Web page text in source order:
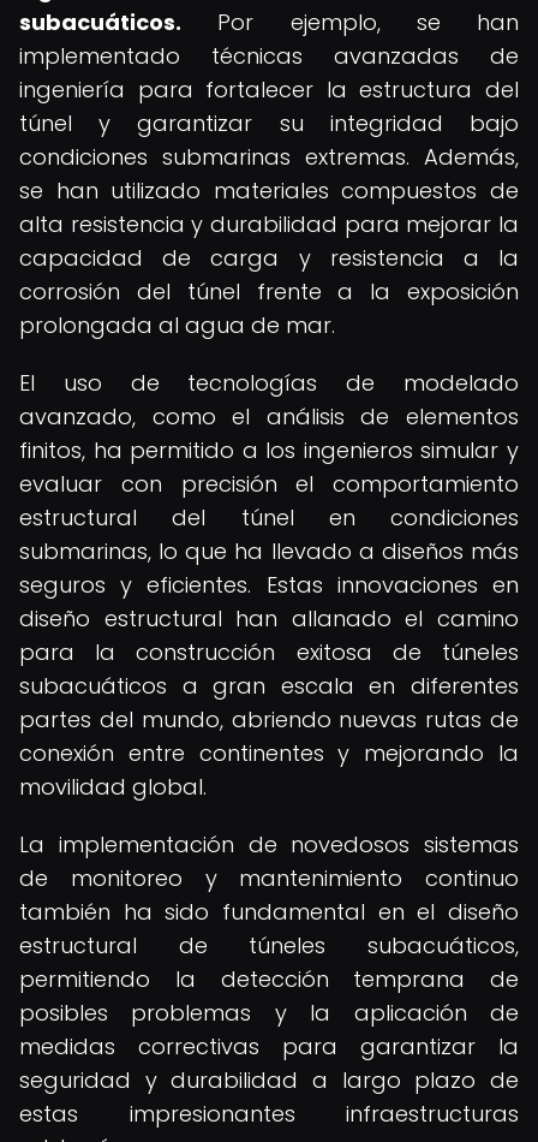
subacuáticos. Por ejemplo, se han
implementado técnicas avanzadas de
ingeniería para fortalecer la estructura del
túnel y garantizar su integridad bajo
condiciones submarinas extremas. Además,
se han utilizado materiales compuestos de
alta resistencia y durabilidad para mejorar la
capacidad de carga y resistencia a la
corrosión del túnel frente a la exposición
prolongada al agua de mar.
El uso de tecnologías de modelado
avanzado, como el análisis de elementos
finitos, ha permitido a los ingenieros simular y
evaluar con precisión el comportamiento
estructural del túnel en condiciones
submarinas, lo que ha llevado a diseños más
seguros y eficientes. Estas innovaciones en
diseño estructural han allanado el camino
para la construcción exitosa de túneles
subacuáticos a gran escala en diferentes
partes del mundo, abriendo nuevas rutas de
conexión entre continentes y mejorando la
movilidad global.
La implementación de novedosos sistemas
de monitoreo y mantenimiento continuo
también ha sido fundamental en el diseño
estructural de túneles subacuáticos,
permitiendo la detección temprana de
posibles problemas y la aplicación de
medidas correctivas para garantizar la
seguridad y durabilidad a largo plazo de
estas impresionantes infraestructuras